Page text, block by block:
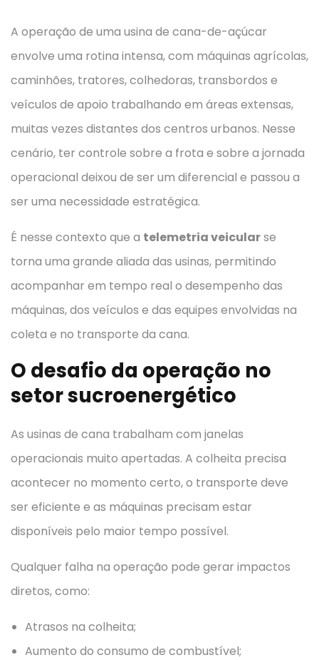
A operação de uma usina de cana-de-açúcar
envolve uma rotina intensa, com máquinas agrícolas,
caminhões, tratores, colhedoras, transbordos e
veículos de apoio trabalhando em áreas extensas,
muitas vezes distantes dos centros urbanos. Nesse
cenário, ter controle sobre a frota e sobre a jornada
operacional deixou de ser um diferencial e passou a
ser uma necessidade estratégica.
É nesse contexto que a telemetria veicularse
torna uma grande aliada das usinas, permitindo
acompanhar em tempo real o desempenho das
máquinas, dos veículos e das equipes envolvidas na
coleta e no transporte da cana.
O desafio da operação no
setor sucroenergético
As usinas de cana trabalham com janelas
operacionais muito apertadas. A colheita precisa
acontecer no momento certo, o transporte deve
ser eficiente e as máquinas precisam estar
disponíveis pelo maior tempo possível.
Qualquer falha na operação pode gerar impactos
diretos, como:
Atrasos na colheita;
Aumento do consumo de combustível;